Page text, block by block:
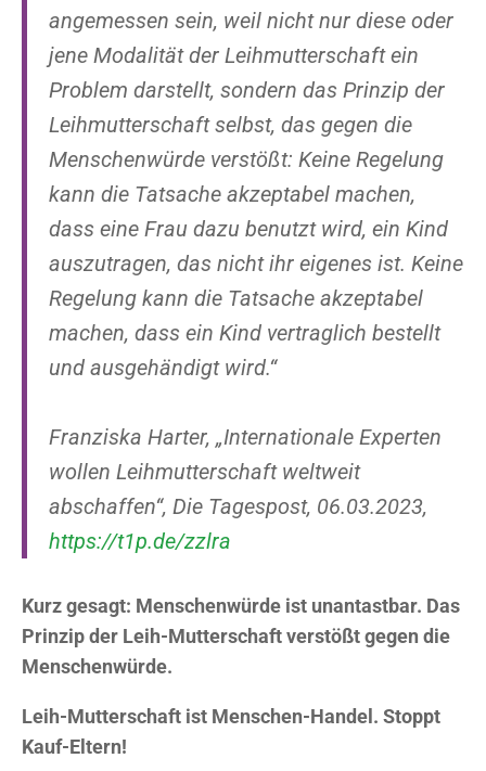
angemessen sein, weil nicht nur diese oder
jene Modalität der Leihmutterschaft ein
Problem darstellt, sondern das Prinzip der
Leihmutterschaft selbst, das gegen die
Menschenwürde verstößt: Keine Regelung
kann die Tatsache akzeptabel machen,
dass eine Frau dazu benutzt wird, ein Kind
auszutragen, das nicht ihr eigenes ist. Keine
Regelung kann die Tatsache akzeptabel
machen, dass ein Kind vertraglich bestellt
und ausgehändigt wird.“
Franziska Harter, „Internationale Experten
wollen Leihmutterschaft weltweit
abschaffen“, Die Tagespost, 06.03.2023,
https://t1p.de/zzlra
Kurz gesagt: Menschenwürde ist unantastbar. Das
Prinzip der Leih-Mutterschaft verstößt gegen die
Menschenwürde.
Leih-Mutterschaft ist Menschen-Handel. Stoppt
Kauf-Eltern!